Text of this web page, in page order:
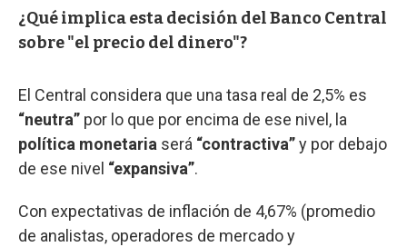
¿Qué implica esta decisión del Banco Central
sobre "el precio del dinero"?
El Central considera que una tasa real de 2,5% es
“neutra” por lo que por encima de ese nivel, la
política monetaria será “contractiva”y por debajo
de ese nivel “expansiva”.
Con expectativas de inflación de 4,67% (promedio
de analistas, operadores de mercado y